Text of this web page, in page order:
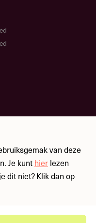
en
van deze
Je kunt hier lezen
dit niet? Klik dan op